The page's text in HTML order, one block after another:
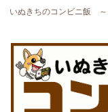
いぬきちのコンビニ飯 ～